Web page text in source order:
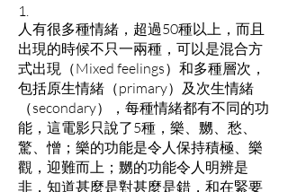
1.
人有很多種情緒，超過50種以上，而且
出現的時候不只一兩種，可以是混合方
式出現（Mixed feelings）和多種層次，
包括原生情緒（primary）及次生情緒
（secondary），每種情緒都有不同的功
能，這電影只說了5種，樂、嬲、愁、
驚、憎；樂的功能是令人保持積極、樂
觀，迎難而上；嬲的功能令人明辨是
非，知道甚麼是對甚麼是錯，和在緊要